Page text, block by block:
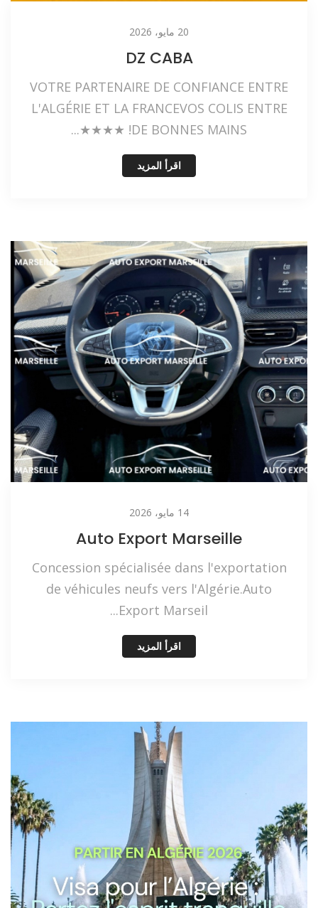
20 مايو، 2026
DZ CABA
VOTRE PARTENAIRE DE CONFIANCE ENTRE
L'ALGÉRIE ET LA FRANCEVOS COLIS ENTRE
DE BONNES MAINS! ★★★★...
اقرأ المزيد
14 مايو، 2026
Auto Export Marseille
Concession spécialisée dans l'exportation
de véhicules neufs vers l'Algérie.Auto
Export Marseil...
اقرأ المزيد